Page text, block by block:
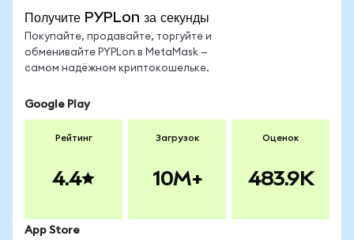
Получите PYPLon за секунды
Покупайте, продавайте, торгуйте и
обменивайте PYPLon в MetaMask —
самом надёжном криптокошельке.
Google Play
Рейтинг
4.4
Загрузок
10M+
Оценок
483.9K
App Store